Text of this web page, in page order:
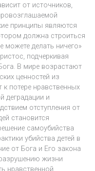
от источников,
принципы являются
должна строиться
можете делать ничего»
подчеркивая
В мире возрастают
ценностей из
потере нравственных
деградации и
отступления от
становится
самоубийства
убийства детей в
от Бога и Его закона
жизни
нравственной